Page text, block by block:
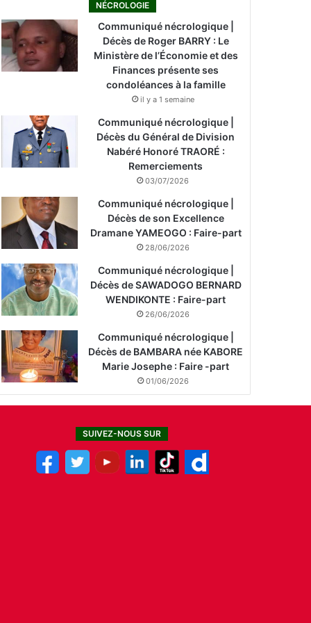
NÉCROLOGIE
Communiqué nécrologique |
Décès de Roger BARRY : Le
Ministère de l’Économie et des
Finances présente ses
condoléances à la famille
il y a 1 semaine
Communiqué nécrologique |
Décès du Général de Division
Nabéré Honoré TRAORÉ :
Remerciements
03/07/2026
Communiqué nécrologique |
Décès de son Excellence
Dramane YAMEOGO : Faire-part
28/06/2026
Communiqué nécrologique |
Décès de SAWADOGO BERNARD
WENDIKONTE : Faire-part
26/06/2026
Communiqué nécrologique |
Décès de BAMBARA née KABORE
Marie Josephe : Faire -part
01/06/2026
SUIVEZ-NOUS SUR